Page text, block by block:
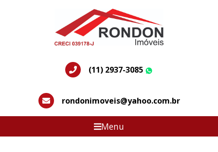
(11) 2937-3085
rondonimoveis@yahoo.com.br
Menu